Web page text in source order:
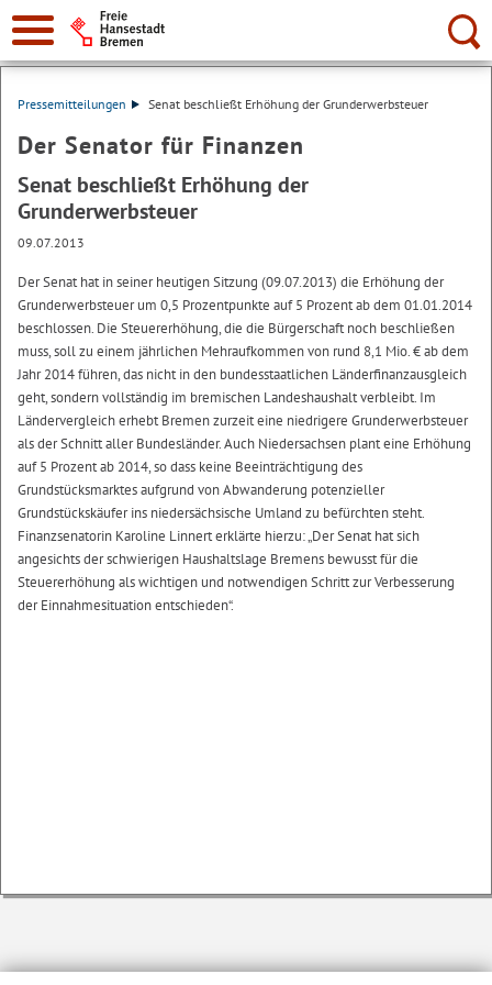
Suche:
Pressemitteilungen Senat beschließt Erhöhung der Grunderwerbsteuer
Der Senator für Finanzen
Senat beschließt Erhöhung der
Grunderwerbsteuer
09.07.2013
Der Senat hat in seiner heutigen Sitzung (09.07.2013) die Erhöhung der
Grunderwerbsteuer um 0,5 Prozentpunkte auf 5 Prozent ab dem 01.01.2014
beschlossen. Die Steuererhöhung, die die Bürgerschaft noch beschließen
muss, soll zu einem jährlichen Mehraufkommen von rund 8,1 Mio. € ab dem
Jahr 2014 führen, das nicht in den bundesstaatlichen Länderfinanzausgleich
geht, sondern vollständig im bremischen Landeshaushalt verbleibt. Im
Ländervergleich erhebt Bremen zurzeit eine niedrigere Grunderwerbsteuer
als der Schnitt aller Bundesländer. Auch Niedersachsen plant eine Erhöhung
auf 5 Prozent ab 2014, so dass keine Beeinträchtigung des
Grundstücksmarktes aufgrund von Abwanderung potenzieller
Grundstückskäufer ins niedersächsische Umland zu befürchten steht.
Finanzsenatorin Karoline Linnert erklärte hierzu: „Der Senat hat sich
angesichts der schwierigen Haushaltslage Bremens bewusst für die
Steuererhöhung als wichtigen und notwendigen Schritt zur Verbesserung
der Einnahmesituation entschieden“.